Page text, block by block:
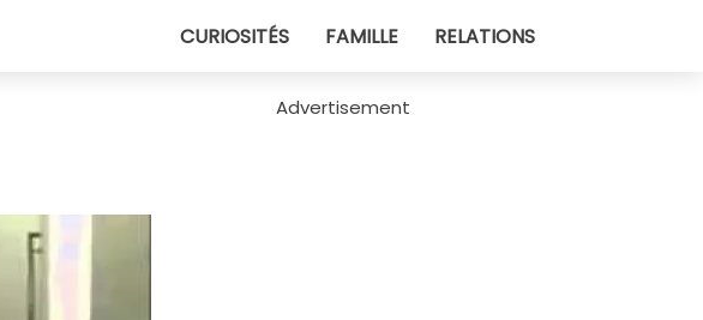
CURIOSITÉS FAMILLE RELATIONS
Advertisement